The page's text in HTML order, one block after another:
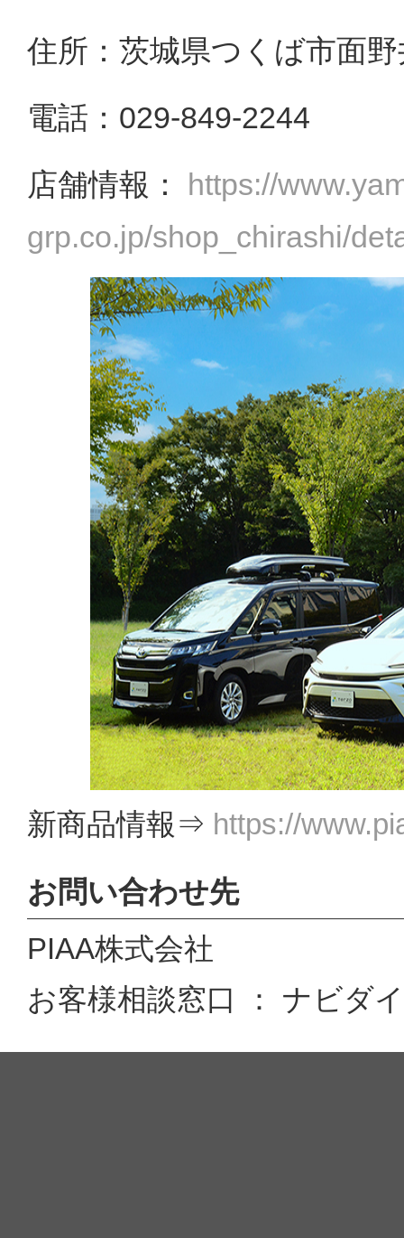
住所：茨城県つくば市面
電話：029-849-2244
店舗情報：
https://
grp.co.jp/shop_chirashi/
新商品情報⇒ https://
お問い合わせ先
PIAA株式会社
お客様相談窓口 ： ナビダ